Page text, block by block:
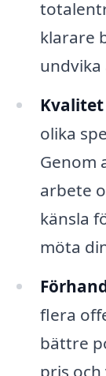
klarare
olika
Genom
arbete
känsla
möta
flera
bättre
pris